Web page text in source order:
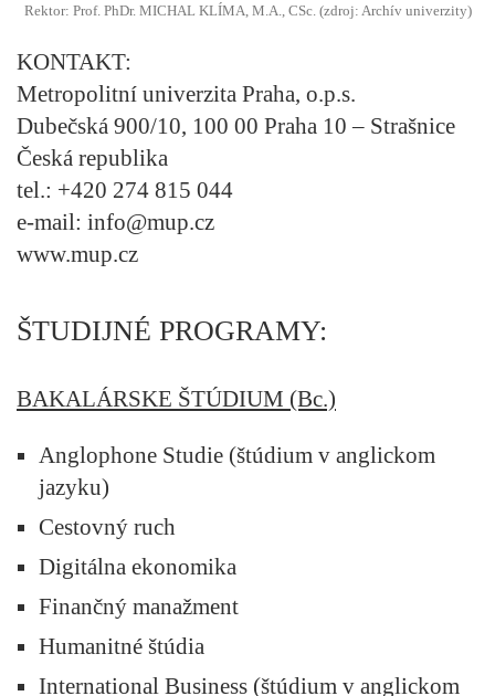
Rektor: Prof. PhDr. MICHAL KLÍMA, M.A., CSc. (zdroj: Archív univerzity)
KONTAKT:
Metropolitní univerzita Praha, o.p.s.
Dubečská 900/10, 100 00 Praha 10 – Strašnice
Česká republika
tel.: +420 274 815 044
e-mail: info@mup.cz
www.mup.cz
ŠTUDIJNÉ PROGRAMY:
BAKALÁRSKE ŠTÚDIUM (Bc.)
Anglophone Studie (štúdium v anglickom
jazyku)
Cestovný ruch
Digitálna ekonomika
Finančný manažment
Humanitné štúdia
International Business (štúdium v anglickom